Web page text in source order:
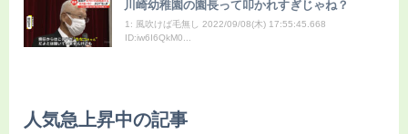
川崎幼稚園の園長って叩かれすぎじゃね？
1: 風吹けば毛無し 2022/09/08(木) 17:55:45.668
ID:iw6I6QkM0...
人気急上昇中の記事